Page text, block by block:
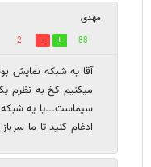
مهدی
88
2
آقا یه شبکه نمایش
میکنیم کخ به نظرم
سیماست...یا یه شبکه
ادغام کنید تا ما